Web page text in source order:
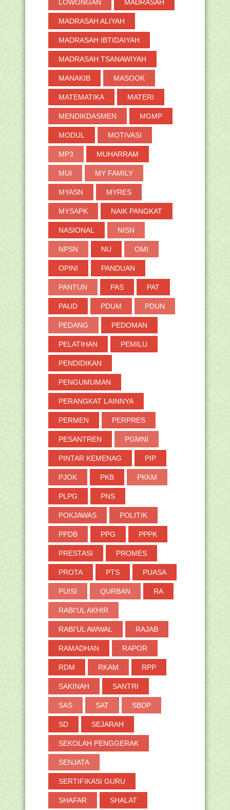
LOWONGAN MADRASAH
MADRASAH ALIYAH
MADRASAH IBTIDAIYAH
MADRASAH TSANAWIYAH
MANAKIB MASOOK
MATEMATIKA MATERI
MENDIKDASMEN MGMP
MODUL MOTIVASI
MP3 MUHARRAM
MUI MY FAMILY
MYASN MYRES
MYSAPK NAIK PANGKAT
NASIONAL NISN
NPSN NU OMI
OPINI PANDUAN
PANTUN PAS PAT
PAUD PDUM PDUN
PEDANG PEDOMAN
PELATIHAN PEMILU
PENDIDIKAN
PENGUMUMAN
PERANGKAT LAINNYA
PERMEN PERPRES
PESANTREN PGMNI
PINTAR KEMENAG PIP
PJOK PKB PKKM
PLPG PNS
POKJAWAS POLITIK
PPDB PPG PPPK
PRESTASI PROMES
PROTA PTS PUASA
PUISI QURBAN RA
RABI'UL AKHIR
RABI'UL AWWAL RAJAB
RAMADHAN RAPOR
RDM RKAM RPP
SAKINAH SANTRI
SAS SAT SBDP
SD SEJARAH
SEKOLAH PENGGERAK
SENJATA
SERTIFIKASI GURU
SHAFAR SHALAT